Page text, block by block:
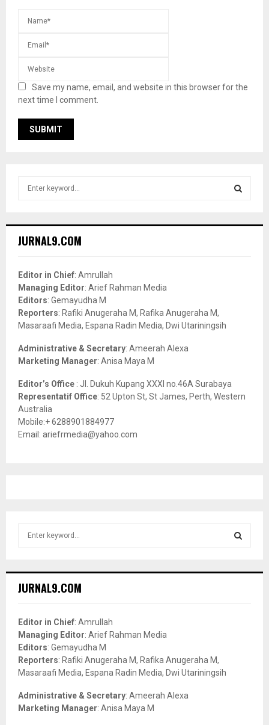
Save my name, email, and website in this browser for the
next time I comment.
h
o
r
:
JURNAL9.COM
Editor in Chief: Amrullah
Managing Editor: Arief Rahman Media
Editors: Gemayudha M
Reporters: Rafiki Anugeraha M, Rafika Anugeraha M,
Masaraafi Media, Espana Radin Media, Dwi Utariningsih
Administrative & Secretary: Ameerah Alexa
Marketing Manager: Anisa Maya M
Editor’s Office : Jl. Dukuh Kupang XXXI no.46A Surabaya
Representatif Office: 52 Upton St, St James, Perth, Western
Australia
Mobile:+ 6288901884977
Email: ariefrmedia@yahoo.com
h
o
r
:
JURNAL9.COM
Editor in Chief: Amrullah
Managing Editor: Arief Rahman Media
Editors: Gemayudha M
Reporters: Rafiki Anugeraha M, Rafika Anugeraha M,
Masaraafi Media, Espana Radin Media, Dwi Utariningsih
Administrative & Secretary: Ameerah Alexa
Marketing Manager: Anisa Maya M